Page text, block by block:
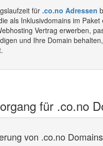
für .co.no Adressen
als Inklusivdomains im
Vertrag erwerben,
und Ihre Domain
für .co.no
von .co.no Domains